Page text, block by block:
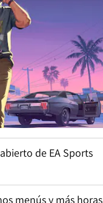
de EA Sports
menús y más horas